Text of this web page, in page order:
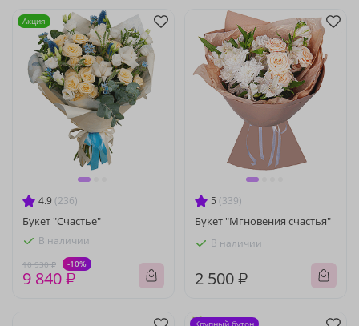
4.9 (236)
Букет "Счастье"
В наличии
10 930 ₽ -10%
9 840 ₽
Акция
5 (339)
Букет "Мгновения счастья"
В наличии
2 500 ₽
Крупный бутон